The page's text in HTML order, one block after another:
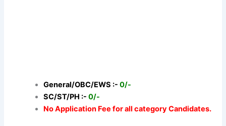
General/OBC/EWS :- 0/-
SC/ST/PH :-0/-
No Application Fee for all category Candidates.